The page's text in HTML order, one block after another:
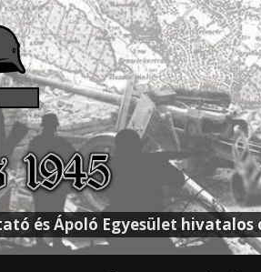
és Ápoló Egyesület hivatalos